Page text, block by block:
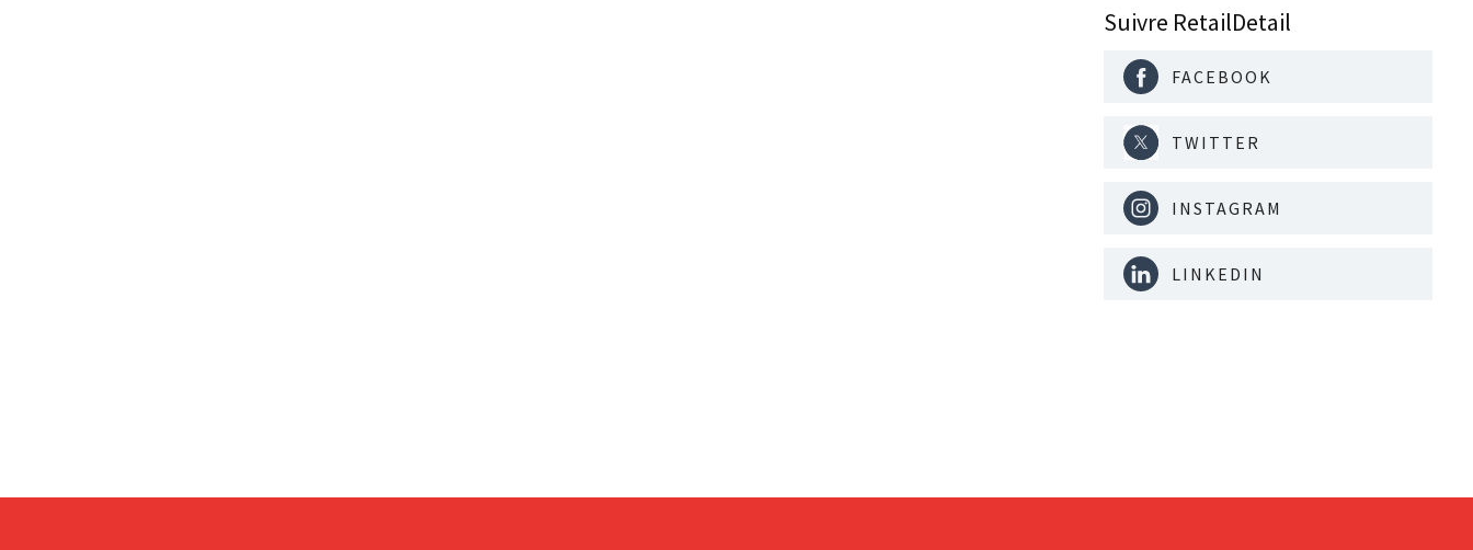
Suivre RetailDetail
FACEBOOK
TWITTER
INSTAGRAM
LINKEDIN